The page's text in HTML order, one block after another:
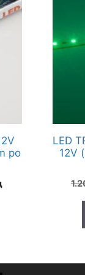
po
Тренутна
LED
12V